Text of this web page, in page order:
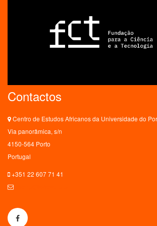
Contactos
Centro de Estudos Africanos da Universidade do
Via panorâmica, s/n
4150-564 Porto
Portugal
+351 22 607 71 41